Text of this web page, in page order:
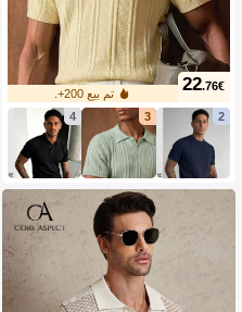
22.76€
تم بيع 200+.
2
3
4